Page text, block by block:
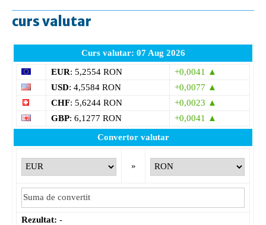
curs valutar
Curs valutar: 07 Aug 2026
EUR: 5,2554 RON
+0,0041 ▲
USD: 4,5584 RON
+0,0077 ▲
CHF: 5,6244 RON
+0,0023 ▲
GBP: 6,1277 RON
+0,0041 ▲
Convertor valutar
»
Rezultat: -